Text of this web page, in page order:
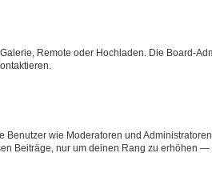
Remote oder Hochladen. Die Board-
wie Moderatoren und
Beiträge, nur um deinen Rang zu erhöhen